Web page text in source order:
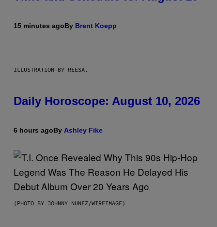
15 minutes agoBy Brent Koepp
ILLUSTRATION BY REESA.
Daily Horoscope: August 10, 2026
6 hours agoBy Ashley Fike
(PHOTO BY JOHNNY NUNEZ/WIREIMAGE)